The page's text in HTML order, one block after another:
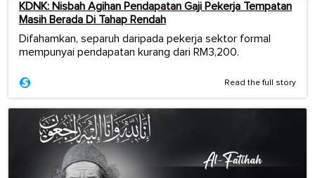
KDNK: Nisbah Agihan Pendapatan Gaji Pekerja Tempatan
Masih Berada Di Tahap Rendah
Difahamkan, separuh daripada pekerja sektor formal
mempunyai pendapatan kurang dari RM3,200.
Read the full story